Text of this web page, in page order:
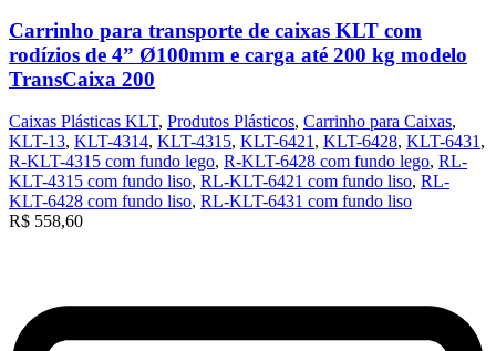
Carrinho para transporte de caixas KLT com
rodízios de 4” Ø100mm e carga até 200 kg modelo
TransCaixa 200
Caixas Plásticas KLT, Produtos Plásticos, Carrinho para Caixas,
KLT-13, KLT-4314, KLT-4315, KLT-6421 , KLT-6428, KLT-6431 ,
R-KLT-4315 com fundo lego, R-KLT-6428 com fundo lego, RL-
KLT-4315 com fundo liso, RL-KLT-6421 com fundo liso, RL-
KLT-6428 com fundo liso, RL-KLT-6431 com fundo liso
R$ 558,60